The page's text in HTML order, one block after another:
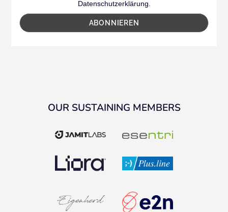
Datenschutzerklärung.
OUR SUSTAINING MEMBERS